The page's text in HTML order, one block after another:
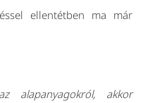
ellentétben ma már
akkor